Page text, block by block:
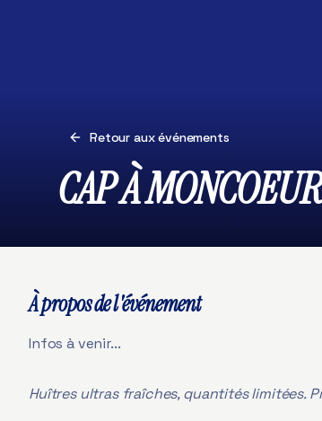
Retour aux événements
CAP À
À propos de l'événement
Infos à venir...
Huîtres ultras fraîches, quantités limitées.